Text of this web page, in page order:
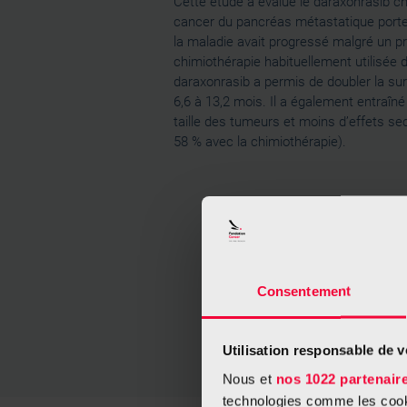
Consentement
Utilisation responsable de
Nous et nos 1022
technologies comme les
cancer du pancréas métastatique
la maladie avait progressé malgré un
chimiothérapie habituellement utilisée
daraxonrasib a permis de doubler la
6,6 à 13,2 mois. Il a également
taille des tumeurs et moins d’effets
58 % avec la chimiothérapie).
européen.